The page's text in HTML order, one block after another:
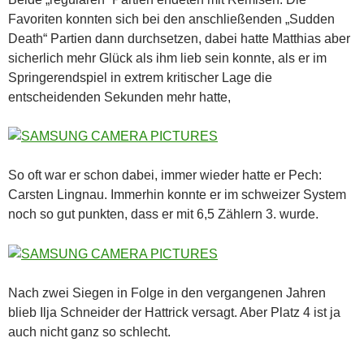
Favoriten konnten sich bei den anschließenden „Sudden
Death“ Partien dann durchsetzen, dabei hatte Matthias aber
sicherlich mehr Glück als ihm lieb sein konnte, als er im
Springerendspiel in extrem kritischer Lage die
entscheidenden Sekunden mehr hatte,
So oft war er schon dabei, immer wieder hatte er Pech:
Carsten Lingnau. Immerhin konnte er im schweizer System
noch so gut punkten, dass er mit 6,5 Zählern 3. wurde.
Nach zwei Siegen in Folge in den vergangenen Jahren
blieb Ilja Schneider der Hattrick versagt. Aber Platz 4 ist ja
auch nicht ganz so schlecht.